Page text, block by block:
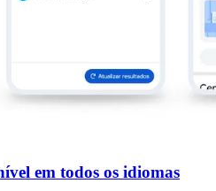
em todos os idiomas